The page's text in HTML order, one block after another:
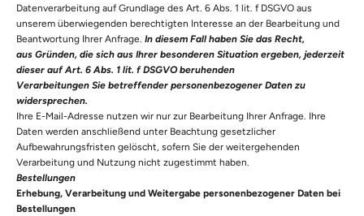
Datenverarbeitung auf Grundlage des Art. 6 Abs. 1 lit. f DSGVO aus
unserem überwiegenden berechtigten Interesse an der Bearbeitung und
Beantwortung Ihrer Anfrage. In diesem Fall haben Sie das Recht,
aus Gründen, die sich aus Ihrer besonderen Situation ergeben, jederzeit
dieser auf Art. 6 Abs. 1 lit. f DSGVO beruhenden
Verarbeitungen Sie betreffender personenbezogener Daten zu
widersprechen.
Ihre E-Mail-Adresse nutzen wir nur zur Bearbeitung Ihrer Anfrage. Ihre
Daten werden anschließend unter Beachtung gesetzlicher
Aufbewahrungsfristen gelöscht, sofern Sie der weitergehenden
Verarbeitung und Nutzung nicht zugestimmt haben.
Bestellungen
Erhebung, Verarbeitung und Weitergabe personenbezogener Daten bei
Bestellungen